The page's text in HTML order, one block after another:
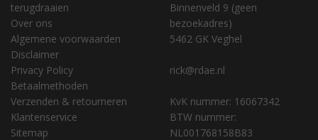
terugdraaien
Over ons
Algemene voorwaarden
Disclaimer
Privacy Policy
Betaalmethoden
Verzenden & retourneren
Klantenservice
Sitemap
Binnenveld 9 (geen
bezoekadres)
5462 GK Veghel
rick@rdae.nl
KvK nummer: 16067342
BTW nummer:
NL001768158B83